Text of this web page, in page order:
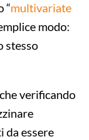
“multivariate
modo:
stesso
verificando
da essere